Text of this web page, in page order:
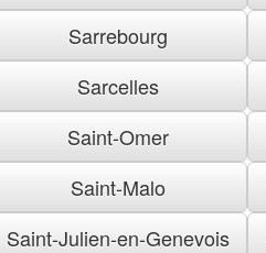
Sarrebourg
Sarcelles
Saint-Omer
Saint-Malo
Saint-Julien-en-Genevois